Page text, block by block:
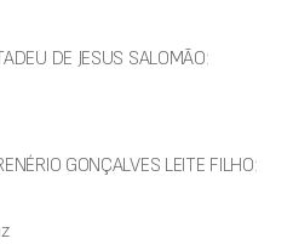
DE JESUS SALOMÃO:
GONÇALVES LEITE FILHO: